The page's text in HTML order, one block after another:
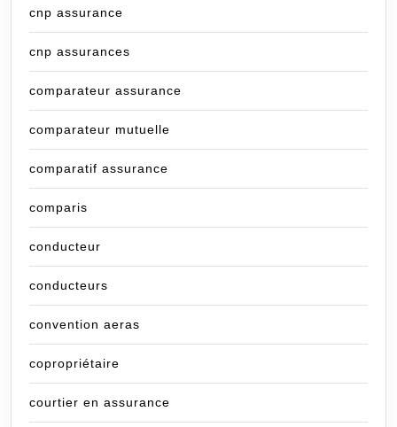
cnp assurance
cnp assurances
comparateur assurance
comparateur mutuelle
comparatif assurance
comparis
conducteur
conducteurs
convention aeras
copropriétaire
courtier en assurance